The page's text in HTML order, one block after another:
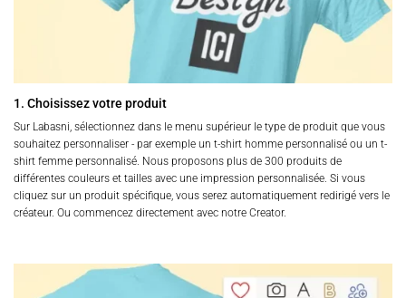
1. Choisissez votre produit
Sur Labasni, sélectionnez dans le menu supérieur le type de produit que vous
souhaitez personnaliser - par exemple un t-shirt homme personnalisé ou un t-
shirt femme personnalisé. Nous proposons plus de 300 produits de
différentes couleurs et tailles avec une impression personnalisée. Si vous
cliquez sur un produit spécifique, vous serez automatiquement redirigé vers le
créateur. Ou commencez directement avec notre Creator.